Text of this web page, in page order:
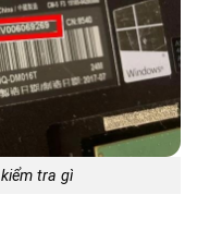
tra gì